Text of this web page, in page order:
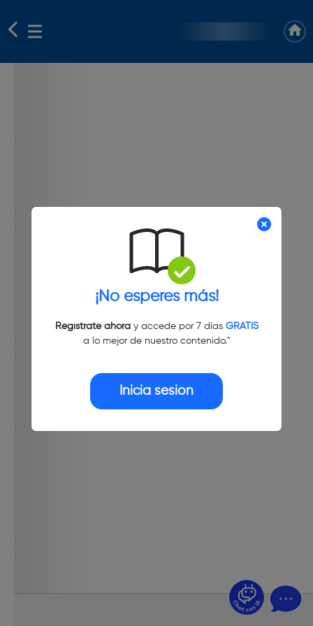
¡No esperes más!
Regístrate ahoray accede por 7 días GRATIS
a lo mejor de nuestro contenido."
Inicia sesión